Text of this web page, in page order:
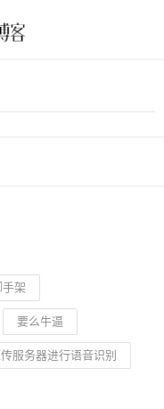
架
要么牛逼
服务器进行语音识别